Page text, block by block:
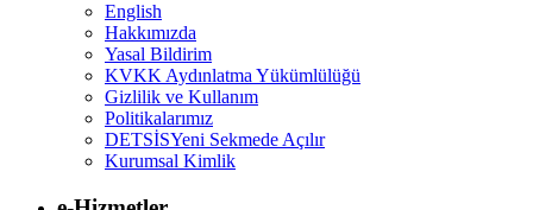
English
Hakkımızda
Yasal Bildirim
KVKK Aydınlatma Yükümlülüğü
Gizlilik ve Kullanım
Politikalarımız
DETSİSYeni Sekmede Açılır
Kurumsal Kimlik